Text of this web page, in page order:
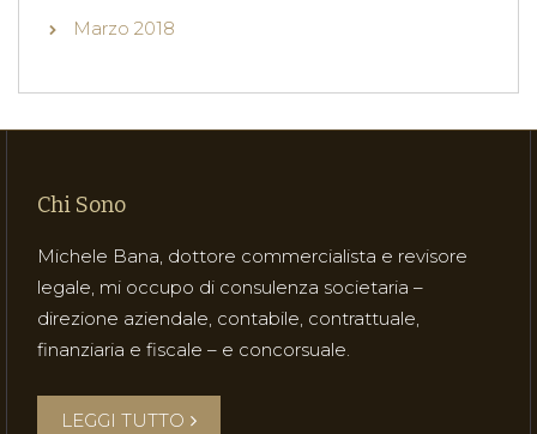
Marzo 2018
Chi Sono
Michele Bana, dottore commercialista e revisore
legale, mi occupo di consulenza societaria –
direzione aziendale, contabile, contrattuale,
finanziaria e fiscale – e concorsuale.
LEGGI TUTTO